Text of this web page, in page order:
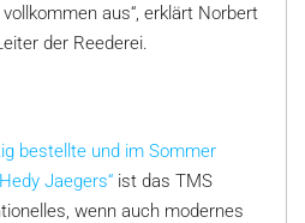
aus“, erklärt Norbert
der Reederei.
bestellte und im Sommer
Jaegers“ ist das TMS
wenn auch modernes